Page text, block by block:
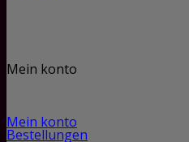
Mein konto
Mein konto
Bestellungen